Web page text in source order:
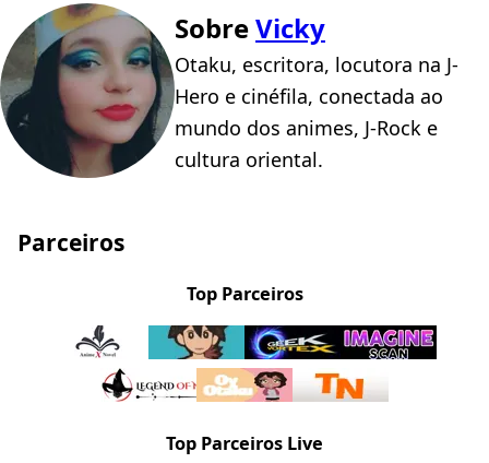
SobreVicky
Otaku, escritora, locutora na J-
Hero e cinéfila, conectada ao
mundo dos animes, J-Rock e
cultura oriental.
Parceiros
Top Parceiros
Top Parceiros Live